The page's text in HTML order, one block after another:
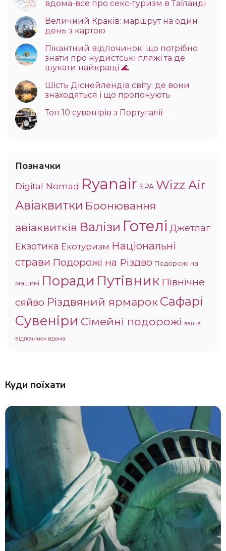
вдома-все про секс-туризм в Таїланді
Величний Краків: маршрут на один
день з картою
Пікантний відпочинок: що потрібно
знати про нудистські пляжі та де
шукати найкращі 🌊
Шість Діснейлендів світу: де вони
знаходяться і що пропонують
Топ 10 сувенірів з Португалії
Позначки
Digital Nomad Ryanair SPA Wizz Air
Авіаквитки Бронювання
авіаквитків Валізи Готелі Джетлаг
Екзотика Екотуризм Національні
страви Подорожі на Різдво Подорожі на
машині Поради Путівник Північне
сяйво Різдвяний ярмарокСафарі
Сувеніри Сімейні подорожі ванна
відпочинок вдома
Куди поїхати